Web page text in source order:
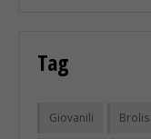
Tag
Giovanili Brolis